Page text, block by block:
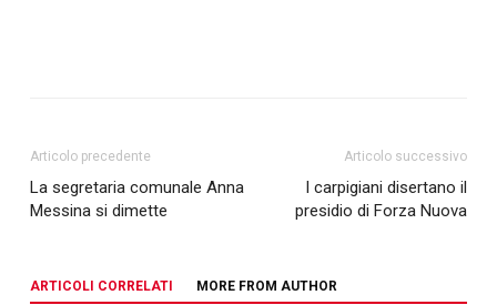
Articolo precedente
La segretaria comunale Anna
Messina si dimette
Articolo successivo
I carpigiani disertano il
presidio di Forza Nuova
ARTICOLI CORRELATI MORE FROM AUTHOR